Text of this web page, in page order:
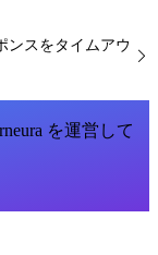
ンスをタイムアウ
を運営して